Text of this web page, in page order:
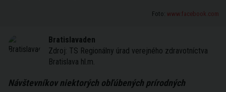
Foto: www.facebook.com
Bratislavaden
Zdroj: TS Regionálny úrad verejného zdravotníctva
Bratislava hl.m.
Návštevníkov niektorých obľúbených prírodných